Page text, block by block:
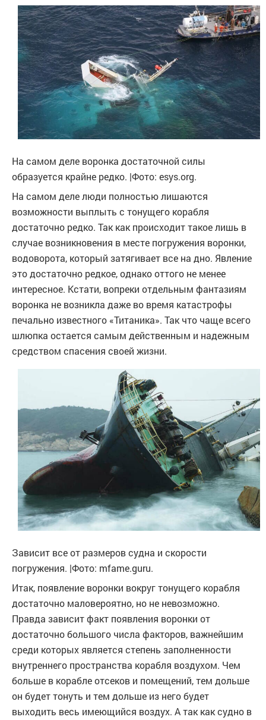
На самом деле воронка достаточной силы
образуется крайне редко. |Фото: esys.org.
На самом деле люди полностью лишаются
возможности выплыть с тонущего корабля
достаточно редко. Так как происходит такое лишь в
случае возникновения в месте погружения воронки,
водоворота, который затягивает все на дно. Явление
это достаточно редкое, однако оттого не менее
интересное. Кстати, вопреки отдельным фантазиям
воронка не возникла даже во время катастрофы
печально известного «Титаника». Так что чаще всего
шлюпка остается самым действенным и надежным
средством спасения своей жизни.
Зависит все от размеров судна и скорости
погружения. |Фото: mfame.guru.
Итак, появление воронки вокруг тонущего корабля
достаточно маловероятно, но не невозможно.
Правда зависит факт появления воронки от
достаточно большого числа факторов, важнейшим
среди которых является степень заполненности
внутреннего пространства корабля воздухом. Чем
больше в корабле отсеков и помещений, тем дольше
он будет тонуть и тем дольше из него будет
выходить весь имеющийся воздух. А так как судно в